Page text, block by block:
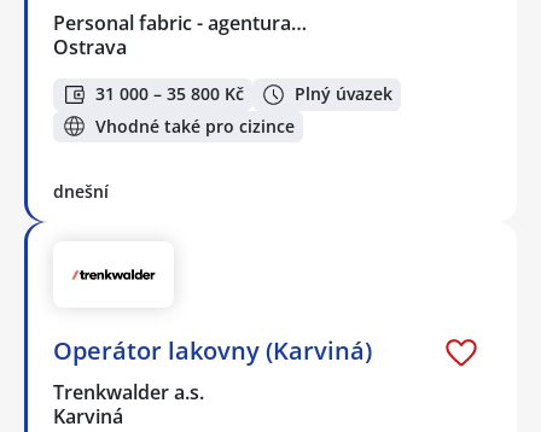
Personal fabric - agentura…
Ostrava
31 000 – 35 800 Kč
Plný úvazek
Vhodné také pro cizince
dnešní
Operátor lakovny (Karviná)
Trenkwalder a.s.
Karviná